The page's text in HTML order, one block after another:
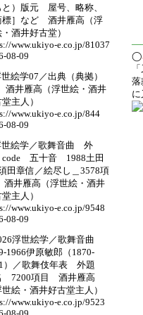
◯
落
と）版元 屋号、略称、
標］など 酒井雁高（浮
酒井好古堂）
www.ukiyo-e.co.jp/81037
08-09
絵学07／出典（典拠）
井雁高（浮世絵・酒井
主人）
www.ukiyo-e.co.jp/844
08-09
世絵学／歌舞音曲 外
五十音 1988土田
田章信／絵尽し＿3578項
井雁高（浮世絵・酒井
主人）
www.ukiyo-e.co.jp/9548
08-09
浮世絵学／歌舞音曲
1966伊原敏郎（1870-
）／歌舞伎年表 外題
7200項目 酒井雁高
世絵・酒井好古堂主人）
www.ukiyo-e.co.jp/9523